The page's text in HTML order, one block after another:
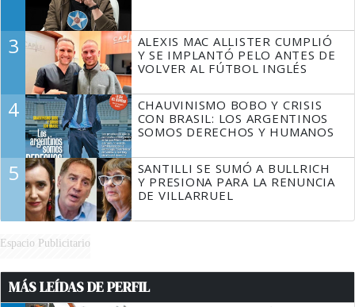
3
ALEXIS MAC ALLISTER CUMPLIÓ
Y SE IMPLANTÓ PELO ANTES DE
VOLVER AL FÚTBOL INGLÉS
4
CHAUVINISMO BOBO Y CRISIS
CON BRASIL: LOS ARGENTINOS
SOMOS DERECHOS Y HUMANOS
5
SANTILLI SE SUMÓ A BULLRICH
Y PRESIONA PARA LA RENUNCIA
DE VILLARRUEL
Espacio Publicitario
MÁS LEÍDAS DE PERFIL